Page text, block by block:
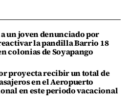
un joven denunciado por
la pandilla Barrio 18
colonias de Soyapango
proyecta recibir un total de
en el Aeropuerto
en este periodo vacacional